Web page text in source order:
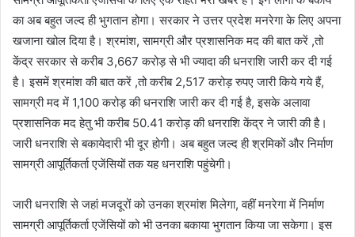
का अब बहुत जल्द ही भुगतान होगा। सरकार ने उत्तर प्रदेश मनरेगा के लिए अपना
खजाना खोल दिया है। श्रमांश, सामग्री और प्रशासनिक मद की बात करें ,तो
केंद्र सरकार से करीब 3,667 करोड़ से भी ज्यादा की धनराशि जारी कर दी गई
है। इसमें श्रमांश की बात करें ,तो करीब 2,517 करोड़ रुपए जारी किये गये हैं,
सामग्री मद में 1,100 करोड़ की धनराशि जारी कर दी गई है, इसके अलावा
प्रशासनिक मद हेतु भी करीब 50.41 करोड़ की धनराशि केंद्र ने जारी की है।
जारी धनराशि से बकायेदारी भी दूर होगी। अब बहुत जल्द ही श्रमिकों और निर्माण
सामग्री आपूर्तिकर्ता एजेंसियों तक यह धनराशि पहुंचेगी।
जारी धनराशि से जहां मजदूरों को उनका श्रमांश मिलेगा, वहीं मनरेगा में निर्माण
सामग्री आपूर्तिकर्ता एजेंसियों को भी उनका बकाया भुगतान किया जा सकेगा। इस